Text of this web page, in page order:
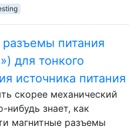
питания
для тонкого
источника питания
скорее механический
нибудь знает, как
магнитные разъемы